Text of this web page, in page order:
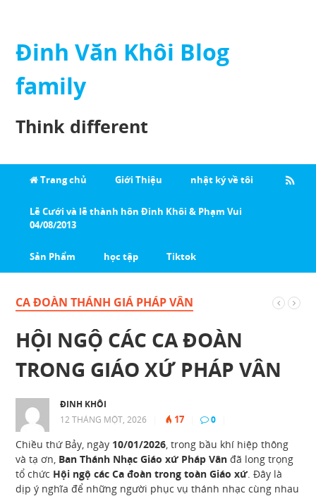
Đinh Văn Khôi Blog
family
Think different
Trang chủ Giới Thiệu nhật ký về tôi
Lễ Cưới và lễ thành hôn Đinh Khôi & Phạm Vui
04/08/2013
Sản Phẩm học tập Tiktok
CA ĐOÀN THÁNH GIÁ PHÁP VÂN
HỘI NGỘ CÁC CA ĐOÀN
TRONG GIÁO XỨ PHÁP VÂN
ĐINH KHÔI
12 THÁNG MỘT, 2026
17 0
Chiều thứ Bảy, ngày 10/01/2026, trong bầu khí hiệp thông
và tạ ơn, Ban Thánh Nhạc Giáo xứ Pháp Vân đã long trọng
tổ chức Hội ngộ các Ca đoàn trong toàn Giáo xứ. Đây là
dịp ý nghĩa để những người phục vụ thánh nhạc cùng nhau